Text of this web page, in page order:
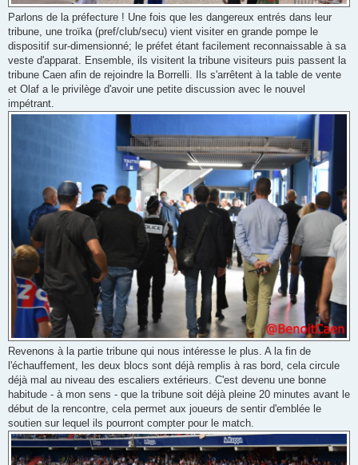
Parlons de la préfecture ! Une fois que les dangereux entrés dans leur
tribune, une troïka (pref/club/secu) vient visiter en grande pompe le
dispositif sur-dimensionné; le préfet étant facilement reconnaissable à sa
veste d'apparat. Ensemble, ils visitent la tribune visiteurs puis passent la
tribune Caen afin de rejoindre la Borrelli. Ils s'arrêtent à la table de vente
et Olaf a le privilège d'avoir une petite discussion avec le nouvel
impétrant.
Revenons à la partie tribune qui nous intéresse le plus. A la fin de
l'échauffement, les deux blocs sont déjà remplis à ras bord, cela circule
déjà mal au niveau des escaliers extérieurs. C'est devenu une bonne
habitude - à mon sens - que la tribune soit déjà pleine 20 minutes avant le
début de la rencontre, cela permet aux joueurs de sentir d'emblée le
soutien sur lequel ils pourront compter pour le match.